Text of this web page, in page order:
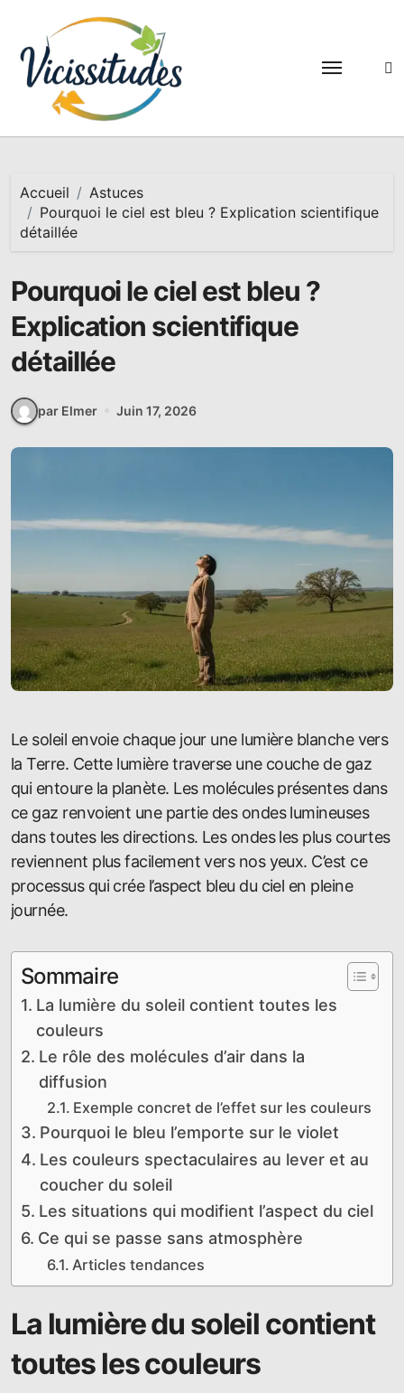
contenu
Accueil
Astuces
Pourquoi le ciel est bleu ? Explication scientifique
détaillée
Pourquoi le ciel est bleu ?
Explication scientifique
détaillée
par Elmer Juin 17, 2026
Le soleil envoie chaque jour une lumière blanche vers
la Terre. Cette lumière traverse une couche de gaz
qui entoure la planète. Les molécules présentes dans
ce gaz renvoient une partie des ondes lumineuses
dans toutes les directions. Les ondes les plus courtes
reviennent plus facilement vers nos yeux. C’est ce
processus qui crée l’aspect bleu du ciel en pleine
journée.
Sommaire
La lumière du soleil contient toutes les
couleurs
Le rôle des molécules d’air dans la
diffusion
Exemple concret de l’effet sur les couleurs
Pourquoi le bleu l’emporte sur le violet
Les couleurs spectaculaires au lever et au
coucher du soleil
Les situations qui modifient l’aspect du ciel
Ce qui se passe sans atmosphère
Articles tendances
La lumière du soleil contient
toutes les couleurs